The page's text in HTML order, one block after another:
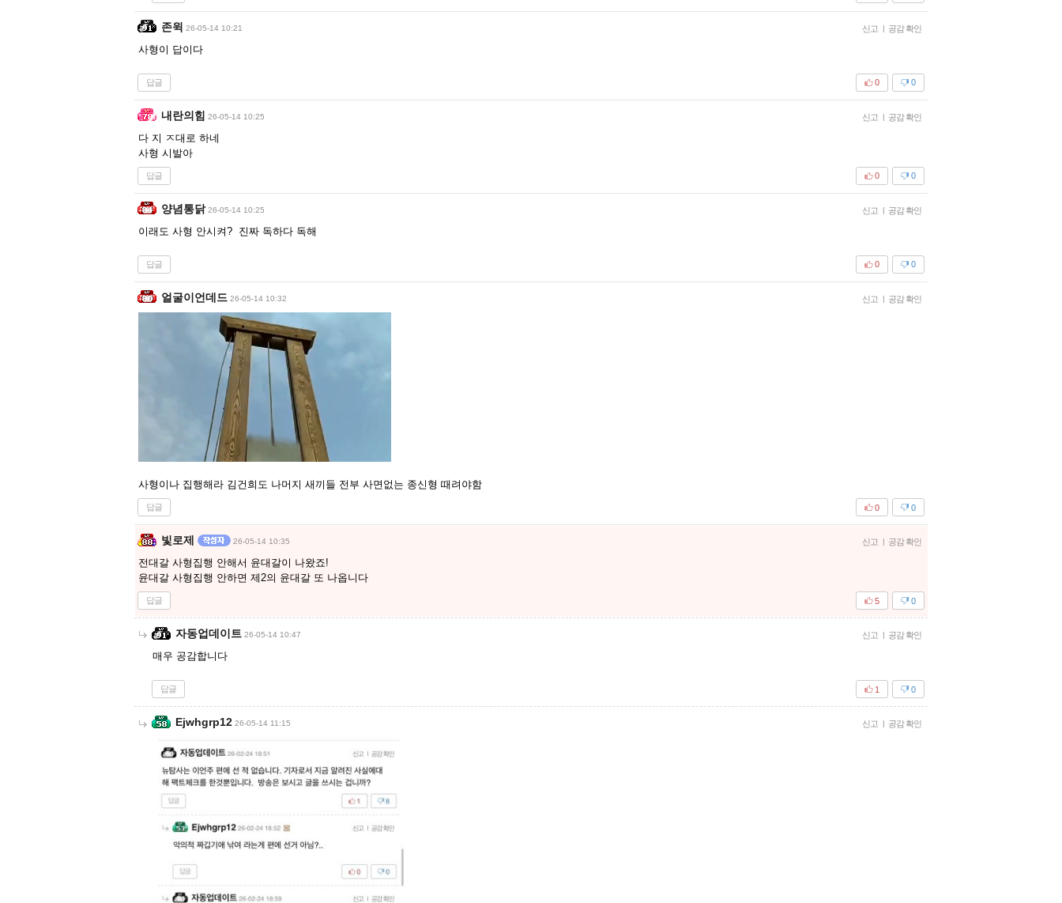
존윅 26-05-14 10:21 신고 | 공감 확인
사형이 답이다
답글 0
0
내란의힘 26-05-14 10:25 신고 | 공감 확인
다 지 ㅈ대로 하네
사형 시발아
답글 0
0
양념통닭 26-05-14 10:25 신고 | 공감 확인
이래도 사형 안시켜? 진짜 독하다 독해
답글 0
0
얼굴이언데드 26-05-14 10:32 신고 | 공감 확인
사형이나 집행해라 김건희도 나머지 새끼들 전부 사면없는 종신형 때려야함
답글 0
0
빛로제 26-05-14 10:35 신고 공감 확인
전대갈 사형집행 안해서 윤대갈이 나왔죠!
윤대갈 사형집행 안하면 제2의 윤대갈 또 나옵니다
답글 0
5
자동업데이트 26-05-14 10:47 신고 공감 확인
매우 공감합니다
답글 0
1
Ejwhgrp12 26-05-14 11:15 신고 공감 확인